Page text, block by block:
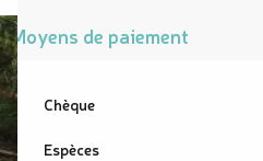
Moyens de paiement
Chèque
Espèces